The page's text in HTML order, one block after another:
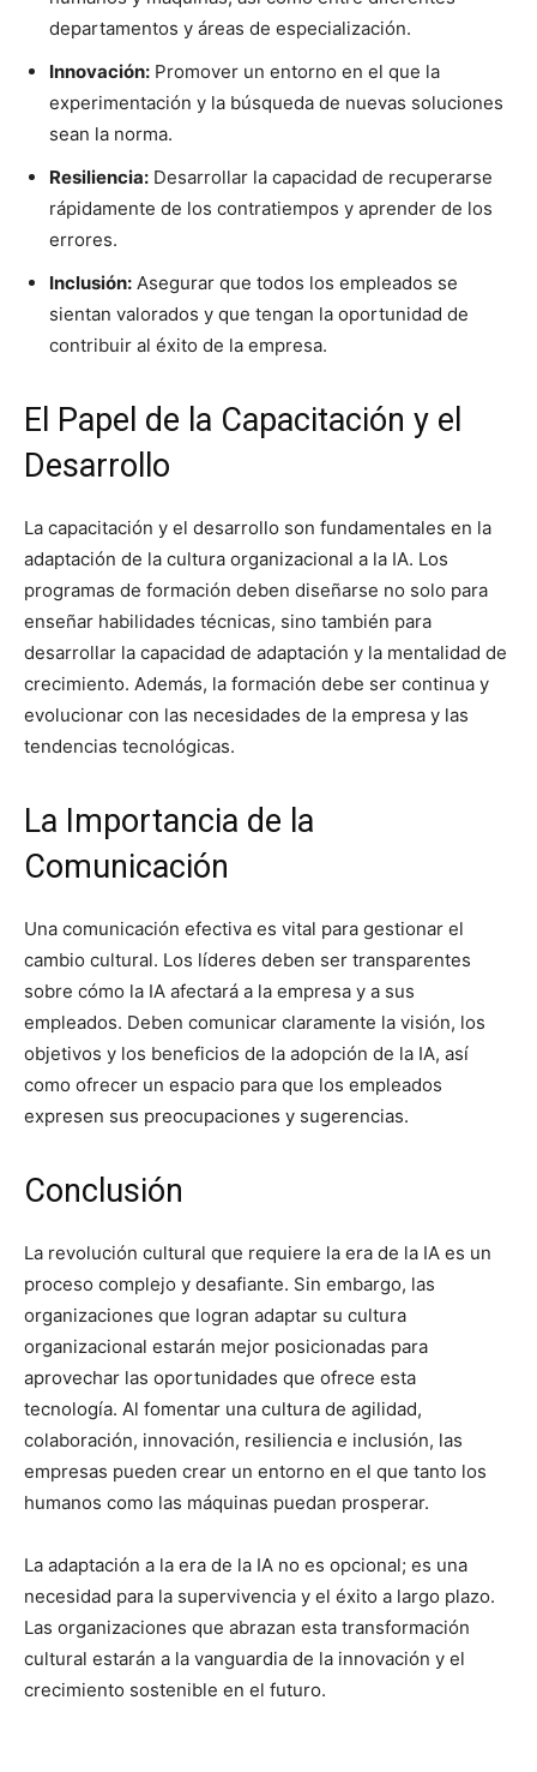
departamentos y áreas de especialización.
Innovación: Promover un entorno en el que la
experimentación y la búsqueda de nuevas soluciones
sean la norma.
Resiliencia: Desarrollar la capacidad de recuperarse
rápidamente de los contratiempos y aprender de los
errores.
Inclusión: Asegurar que todos los empleados se
sientan valorados y que tengan la oportunidad de
contribuir al éxito de la empresa.
El Papel de la Capacitación y el
Desarrollo
La capacitación y el desarrollo son fundamentales en la
adaptación de la cultura organizacional a la IA. Los
programas de formación deben diseñarse no solo para
enseñar habilidades técnicas, sino también para
desarrollar la capacidad de adaptación y la mentalidad de
crecimiento. Además, la formación debe ser continua y
evolucionar con las necesidades de la empresa y las
tendencias tecnológicas.
La Importancia de la
Comunicación
Una comunicación efectiva es vital para gestionar el
cambio cultural. Los líderes deben ser transparentes
sobre cómo la IA afectará a la empresa y a sus
empleados. Deben comunicar claramente la visión, los
objetivos y los beneficios de la adopción de la IA, así
como ofrecer un espacio para que los empleados
expresen sus preocupaciones y sugerencias.
Conclusión
La revolución cultural que requiere la era de la IA es un
proceso complejo y desafiante. Sin embargo, las
organizaciones que logran adaptar su cultura
organizacional estarán mejor posicionadas para
aprovechar las oportunidades que ofrece esta
tecnología. Al fomentar una cultura de agilidad,
colaboración, innovación, resiliencia e inclusión, las
empresas pueden crear un entorno en el que tanto los
humanos como las máquinas puedan prosperar.
La adaptación a la era de la IA no es opcional; es una
necesidad para la supervivencia y el éxito a largo plazo.
Las organizaciones que abrazan esta transformación
cultural estarán a la vanguardia de la innovación y el
crecimiento sostenible en el futuro.